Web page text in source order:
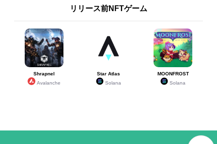
リリース前NFTゲーム
Shrapnel
Avalanche
Star Atlas
Solana
MOONFROST
Solana